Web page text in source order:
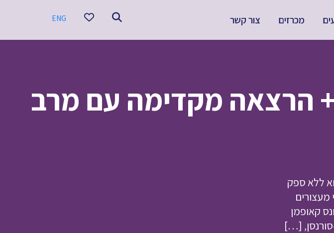
מכרזים צור קשר ENG
הרצאה מקדימה עם מרב
ללא ספק
מעצורים
קאופמן
סורנסן, […]